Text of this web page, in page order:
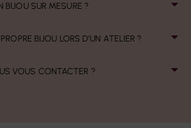
SUR MESURE ?
BIJOU LORS D'UN ATELIER ?
VOUS CONTACTER ?